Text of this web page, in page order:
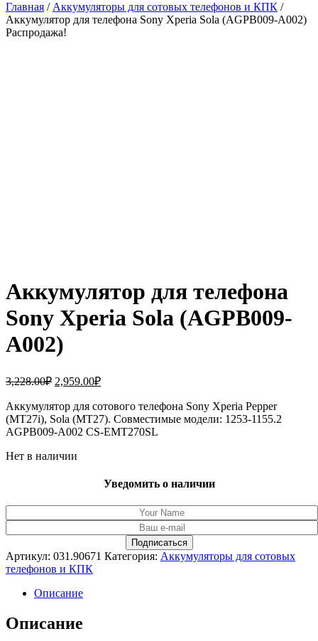
Главная / Аккумуляторы для сотовых телефонов и КПК /
Аккумулятор для телефона Sony Xperia Sola (AGPB009-A002)
Распродажа!
Аккумулятор для телефона
Sony Xperia Sola (AGPB009-
A002)
3,228.00₽ Первоначальная
составляла
3,228.00₽.
2,959.00₽Текущая
2,959.00₽.
Аккумулятор для сотового телефона Sony Xperia Pepper
(MT27i), Sola (MT27). Совместимые модели: 1253-1155.2
AGPB009-A002 CS-EMT270SL
Нет в наличии
Уведомить о наличии
Артикул: 031.90671 Категория: Аккумуляторы для сотовых
телефонов и КПК
Описание
Описание